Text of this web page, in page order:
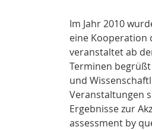
Im Jahr 2010
eine Kooperation
veranstaltet ab
Terminen
und
Veranstaltungen
Ergebnisse zur
assessment by